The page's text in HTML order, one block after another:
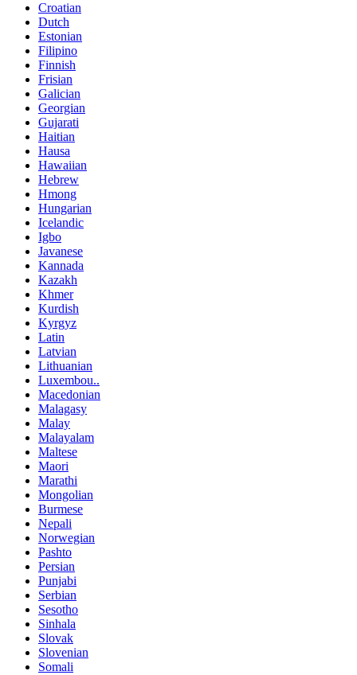
Croatian
Dutch
Estonian
Filipino
Finnish
Frisian
Galician
Georgian
Gujarati
Haitian
Hausa
Hawaiian
Hebrew
Hmong
Hungarian
Icelandic
Igbo
Javanese
Kannada
Kazakh
Khmer
Kurdish
Kyrgyz
Latin
Latvian
Lithuanian
Luxembou..
Macedonian
Malagasy
Malay
Malayalam
Maltese
Maori
Marathi
Mongolian
Burmese
Nepali
Norwegian
Pashto
Persian
Punjabi
Serbian
Sesotho
Sinhala
Slovak
Slovenian
Somali